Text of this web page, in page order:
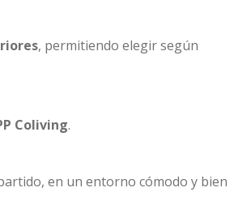
, permitiendo elegir según
Coliving.
en un entorno cómodo y bien